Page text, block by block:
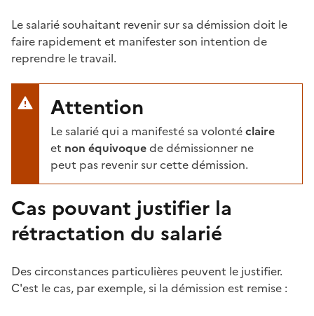
Le salarié souhaitant revenir sur sa démission doit le
faire rapidement et manifester son intention de
reprendre le travail.
Attention
Le salarié qui a manifesté sa volontéclaire
et non équivoquede démissionner ne
peut pas revenir sur cette démission.
Cas pouvant justifier la
rétractation du salarié
Des circonstances particulières peuvent le justifier.
C'est le cas, par exemple, si la démission est remise :